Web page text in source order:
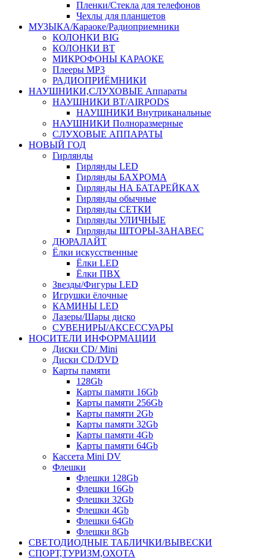
Пленки/Стекла для телефонов
Чехлы для планшетов
МУЗЫКА/Караоке/Радиоприемники
КОЛОНКИ BIG
КОЛОНКИ BT
МИКРОФОНЫ КАРАОКЕ
Плееры MP3
РАДИОПРИЁМНИКИ
НАУШНИКИ,СЛУХОВЫЕ Аппараты
НАУШНИКИ BT/AIRPODS
НАУШНИКИ Внутриканальные
НАУШНИКИ Полноразмерные
СЛУХОВЫЕ АППАРАТЫ
НОВЫЙ ГОД
Гирлянды
Гирлянды LED
Гирлянды БАХРОМА
Гирлянды НА БАТАРЕЙКАХ
Гирлянды обычные
Гирлянды СЕТКИ
Гирлянды УЛИЧНЫЕ
Гирлянды ШТОРЫ-ЗАНАВЕС
ДЮРАЛАЙТ
Ёлки искусственные
Ёлки LED
Ёлки ПВХ
Звезды/Фигуры LED
Игрушки ёлочные
КАМИНЫ LED
Лазеры/Шары диско
СУВЕНИРЫ/АКСЕССУАРЫ
НОСИТЕЛИ ИНФОРМАЦИИ
Диски CD/ Mini
Диски CD/DVD
Карты памяти
128Gb
Карты памяти 16Gb
Карты памяти 256Gb
Карты памяти 2Gb
Карты памяти 32Gb
Карты памяти 4Gb
Карты памяти 64Gb
Кассета Mini DV
Флешки
Флешки 128Gb
Флешки 16Gb
Флешки 32Gb
Флешки 4Gb
Флешки 64Gb
Флешки 8Gb
СВЕТОДИОДНЫЕ ТАБЛИЧКИ/ВЫВЕСКИ
СПОРТ,ТУРИЗМ,ОХОТА